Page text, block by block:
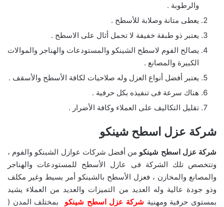
والرطوبة .
يعطى متانة وصلابة للأسطح .
يعتبر ذو طبقة خفيفة لا تحمل أثال على الاسطح .
يصالح الفوم لاسطح الشينكو والمستودعات والهناجر والموالات
الكبيرة والمصانع .
يعتبر أفضل أنواع العزل وله صلاحيات لكافة الأسطح والأسقف .
هناك سرعة فى تنفيذه بكل حرفية .
تقليل التكاليف على العملاء وكافة الأضرار .
شركة عزل اسطح شينكو
شركة عزل اسطح شينكو من أفضل شركات عوازل الشبنكو والفوم ،
وتتخصص تلك الشركة فى عازل الأسطح للمستودعات والهناجر
والمصانع والمخازن ، فعزل الأسطح بالشينكو أمر بسيط وغير مكلف
وذو جودة عالية وله العديد من التميزات والعديد من العملاء يشيد
بمستوى حرفية ومهنية شركة عزل اسطح شينكو بمختلف المدن (